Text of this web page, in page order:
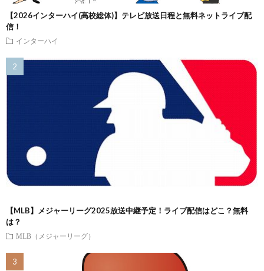
【2026インターハイ(高校総体)】テレビ放送日程と無料ネットライブ配
信！
インターハイ
【MLB】メジャーリーグ2025放送中継予定！ライブ配信はどこ？無料
は？
MLB（メジャーリーグ）